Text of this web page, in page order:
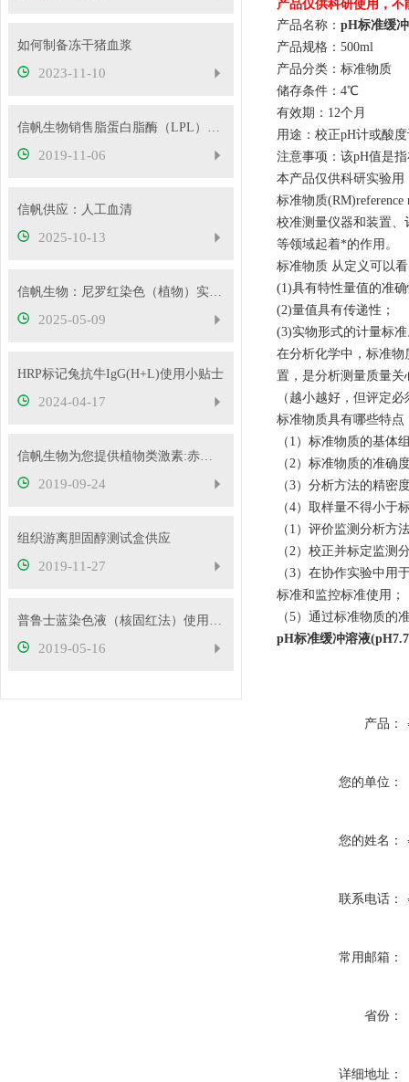
如何制备冻干猪血浆
2023-11-10
信帆生物销售脂蛋白脂酶（LPL）﹠肝脂酶（HL）
2019-11-06
信帆供应：人工血清
2025-10-13
信帆生物：尼罗红染色（植物）实验检测
2025-05-09
HRP标记兔抗牛IgG(H+L)使用小贴士
2024-04-17
信帆生物为您提供植物类激素:赤霉素GA4+7，供应
2019-09-24
组织游离胆固醇测试盒供应
2019-11-27
普鲁士蓝染色液（核固红法）使用说明书
2019-05-16
产品仅供科研使用，
产品名称： pH标准缓
产品规格：500ml
产品分类：标准物质
储存条件：4℃
有效期：12个月
用途：校正pH计或酸
注意事项：该pH值是
本产品仅供科研实验用
标准物质
校准测量仪器和装置
等领域起着*的作用。
标准物质 从定义可以
(1)具有特性量值的准
(2)量值具有传递性；
(3)实物形式的计量标
在分析化学中，标准
置，是分析测量质量
（越小越好，但评定
标准物质具有哪些特点
（1）标准物质的基体
（2）标准物质的准确
（3）分析方法的精密
（4）取样量不得小于
（1）评价监测分析方
（2）校正并标定监测
（3）在协作实验中
标准和监控标准使用；
（5）通过标准物质
pH标准缓冲溶液
产品：
您的单位：
您的姓名：
联系电话：
常用邮箱：
省份：
详细地址：